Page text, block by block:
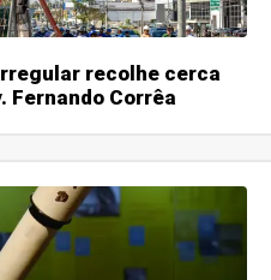
recolhe cerca
Fernando Corrêa